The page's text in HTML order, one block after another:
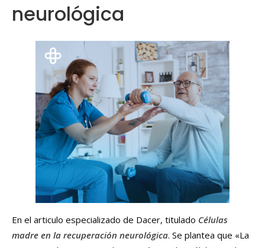
neurológica
En el articulo especializado de Dacer, titulado Células
madre en la recuperación neurológica. Se plantea que «La